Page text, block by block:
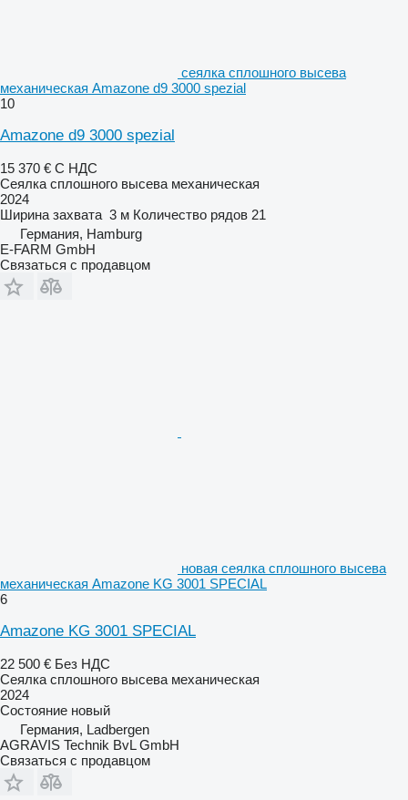
сеялка сплошного высева
механическая Amazone d9 3000 spezial
10
Amazone d9 3000 spezial
15 370 € С НДС
Сеялка сплошного высева механическая
2024
Ширина захвата 3 м Количество рядов 21
Германия, Hamburg
E-FARM GmbH
Связаться с продавцом
новая сеялка сплошного высева
механическая Amazone KG 3001 SPECIAL
6
Amazone KG 3001 SPECIAL
22 500 € Без НДС
Сеялка сплошного высева механическая
2024
Состояние новый
Германия, Ladbergen
AGRAVIS Technik BvL GmbH
Связаться с продавцом